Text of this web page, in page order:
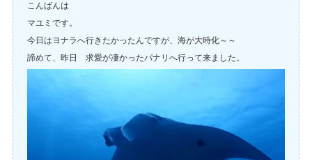
こんばんは
マユミです。
今日はヨナラへ行きたかったんですが、海が大時化～～
諦めて、昨日 求愛が凄かったパナリへ行って来ました。